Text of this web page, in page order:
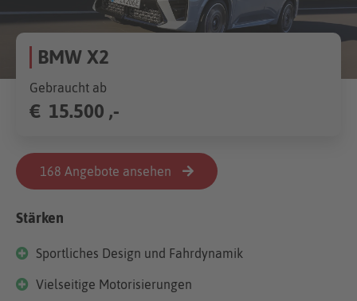
BMW X2
Gebraucht ab
€ 15.500 ,-
168 Angebote ansehen
Stärken
Sportliches Design und Fahrdynamik
Vielseitige Motorisierungen